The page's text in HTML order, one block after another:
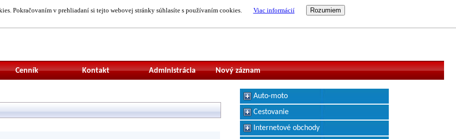
Pokračovaním v prehliadaní si tejto webovej stránky súhlasíte s používaním cookies. Viac informácií
Nový záznam
Administrácia
Kontakt
Cenník
Auto-moto
Cestovanie
Internetové obchody